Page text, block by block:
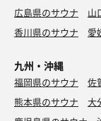
広島県のサウナ
山
香川県のサウナ
愛
九州・沖縄
福岡県のサウナ 佐
熊本県のサウナ
大